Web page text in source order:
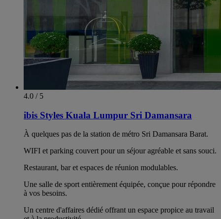
4.0 / 5
ibis Styles Kuala Lumpur Sri Damansara
À quelques pas de la station de métro Sri Damansara Barat.
WIFI et parking couvert pour un séjour agréable et sans souci.
Restaurant, bar et espaces de réunion modulables.
Une salle de sport entièrement équipée, conçue pour répondre
à vos besoins.
Un centre d'affaires dédié offrant un espace propice au travail